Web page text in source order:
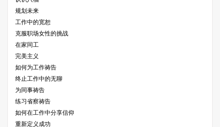
规划未来
工作中的宽恕
克服职场女性的挑战
在家同工
完美主义
如何为工作祷告
终止工作中的无聊
为同事祷告
练习省察祷告
如何在工作中分享信仰
重新定义成功